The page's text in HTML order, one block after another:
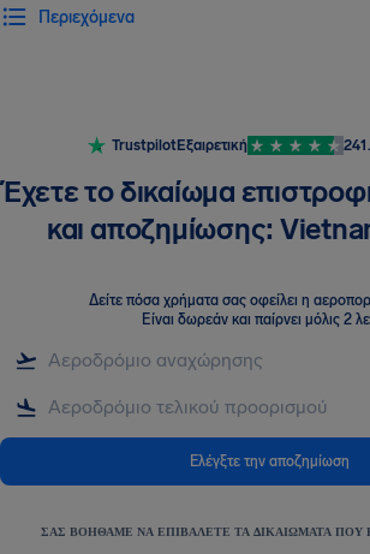
Περιεχόμενα
TrustpilotΕξαιρετική
Έχετε το δικαίωμα
και αποζημίωσης:
Δείτε πόσα χρήματα σας οφείλει η
Είναι δωρεάν και παίρνει μόλις 2
Ελέγξτε την αποζημίωση
ΣΑΣ ΒΟΗΘΆΜΕ ΝΑ ΕΠΙΒΆΛΕΤΕ ΤΑ ΔΙΚΑΙΏΜΑΤΑ ΠΟΥ